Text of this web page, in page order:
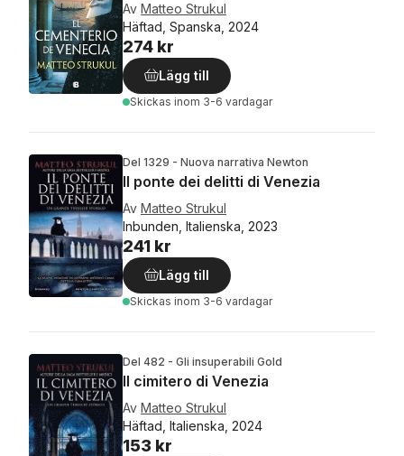
Av Matteo Strukul
Häftad, Spanska, 2024
274 kr
Lägg till
Skickas inom 3-6 vardagar
Del 1329 - Nuova narrativa Newton
Il ponte dei delitti di Venezia
Av Matteo Strukul
Inbunden, Italienska, 2023
241 kr
Lägg till
Skickas inom 3-6 vardagar
Del 482 - Gli insuperabili Gold
Il cimitero di Venezia
Av Matteo Strukul
Häftad, Italienska, 2024
153 kr